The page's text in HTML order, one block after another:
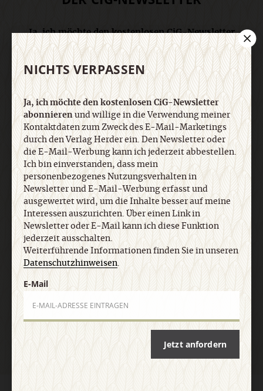
Ja, ich möchte den kostenlosen CiG-Newsletter
abonnierenund willige in die Verwendung meiner
Kontaktdaten zum Zweck des E-Mail-Marketings
durch den Verlag Herder ein. Den Newsletter oder
die E-Mail-Werbung kann ich jederzeit abbestellen.
Ich bin einverstanden, dass mein
personenbezogenes Nutzungsverhalten in
Newsletter und E-Mail-Werbung erfasst und
ausgewertet wird, um die Inhalte besser auf meine
Interessen auszurichten. Über einen Link in
Newsletter oder E-Mail kann ich diese Funktion
jederzeit ausschalten. Weiterführende
Informationen finden Sie in unseren
Datenschutzhinweisen.
E-Mail
NICHTS VERPASSEN
Ja, ich möchte den kostenlosen CiG-Newsletter
abonnierenund willige in die Verwendung meiner
Kontaktdaten zum Zweck des E-Mail-Marketings
durch den Verlag Herder ein. Den Newsletter oder
die E-Mail-Werbung kann ich jederzeit abbestellen.
Ich bin einverstanden, dass mein
personenbezogenes Nutzungsverhalten in
Newsletter und E-Mail-Werbung erfasst und
ausgewertet wird, um die Inhalte besser auf meine
Interessen auszurichten. Über einen Link in
Newsletter oder E-Mail kann ich diese Funktion
jederzeit ausschalten.
Weiterführende Informationen finden Sie in unseren
Datenschutzhinweisen.
E-Mail
Jetzt anfordern